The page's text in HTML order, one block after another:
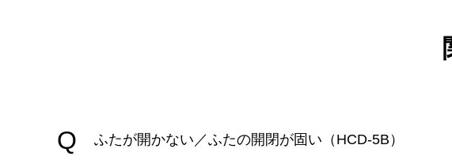
ふたが開かない／ふたの開閉が固い（HCD-5B）